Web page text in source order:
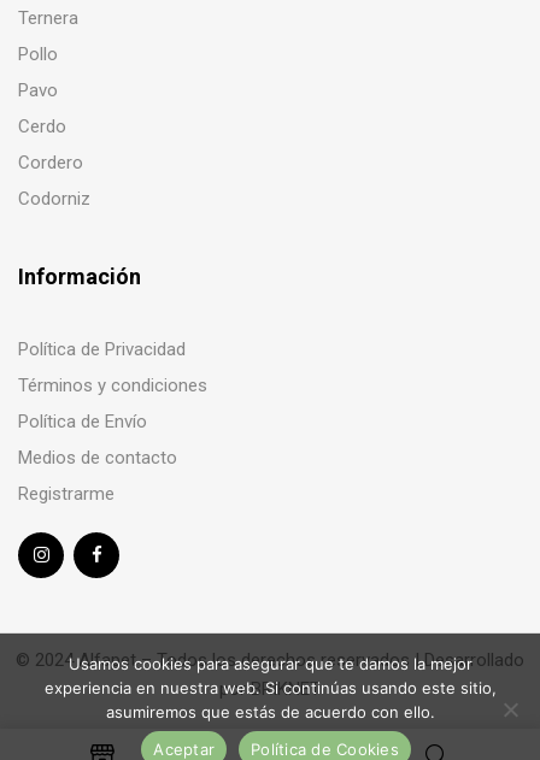
Ternera
Pollo
Pavo
Cerdo
Cordero
Codorniz
Información
Política de Privacidad
Términos y condiciones
Política de Envío
Medios de contacto
Registrarme
© 2024 Alfapet – Todos los derechos reservados | Desarrollado
porBRIKNET
Usamos cookies para asegurar que te damos la mejor
experiencia en nuestra web. Si continúas usando este sitio,
asumiremos que estás de acuerdo con ello.
Aceptar
Política de Cookies